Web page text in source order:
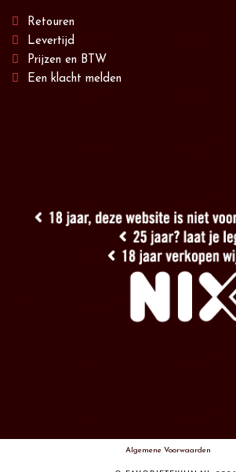
Retouren
Levertijd
Prijzen en BTW
Een klacht melden
Algemene Voorwaarden